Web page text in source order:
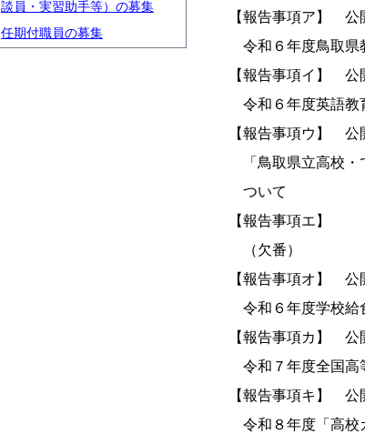
談員・実習助手等）の募集
任期付職員の募集
【報告事項ア】
令和６年度鳥取県
【報告事項イ】
令和６年度英語教育
【報告事項ウ】
「鳥取県立高校・で
ついて
【報告事項エ】
（欠番）
【報告事項オ】
令和６年度学校給食
【報告事項カ】
令和７年度全国高
【報告事項キ】
令和８年度「高校